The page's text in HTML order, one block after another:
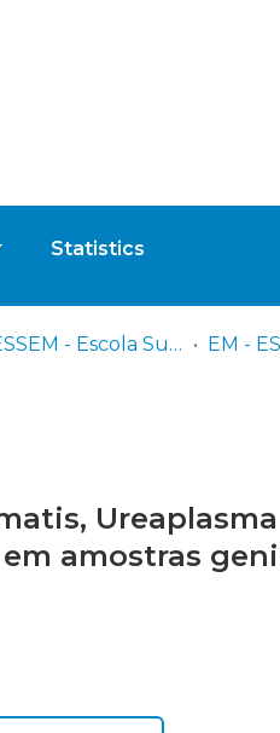
Statistics
EM - ESSEM - Escola Superior de Saúde Egas Moniz
amostras